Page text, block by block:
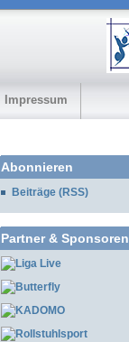
Impressum
Abonnieren
Beiträge (RSS)
Partner & Sponsoren